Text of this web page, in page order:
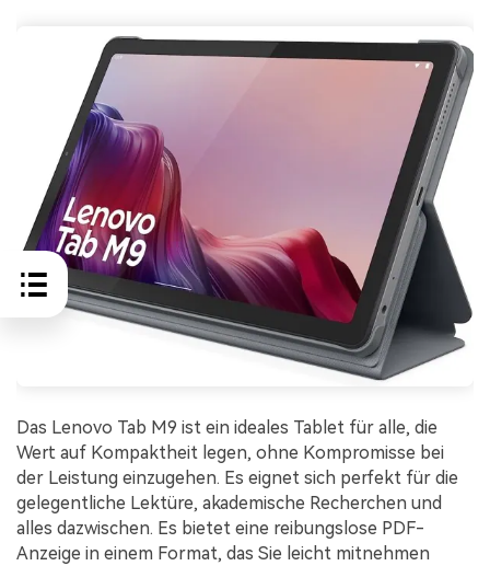
Das Lenovo Tab M9 ist ein ideales Tablet für alle, die
Wert auf Kompaktheit legen, ohne Kompromisse bei
der Leistung einzugehen. Es eignet sich perfekt für die
gelegentliche Lektüre, akademische Recherchen und
alles dazwischen. Es bietet eine reibungslose PDF-
Anzeige in einem Format, das Sie leicht mitnehmen